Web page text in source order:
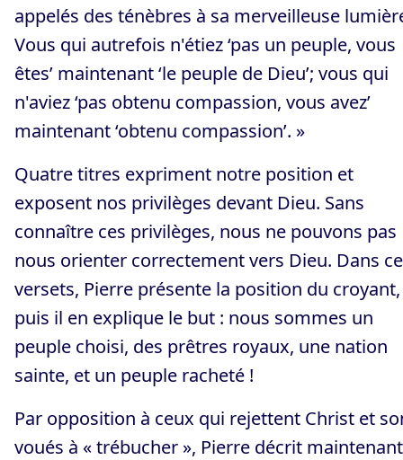
appelés des ténèbres à sa merveilleuse
Vous qui autrefois n'étiez ‘pas un peuple, vous
êtes’ maintenant ‘le peuple de Dieu’; vous qui
n'aviez ‘pas obtenu compassion, vous avez’
maintenant ‘obtenu compassion’. »
Quatre titres expriment notre position et
exposent nos privilèges devant Dieu. Sans
connaître ces privilèges, nous ne pouvons pas
nous orienter correctement vers Dieu. Dans
versets, Pierre présente la position du croyant,
puis il en explique le but : nous sommes un
peuple choisi, des prêtres royaux, une nation
sainte, et un peuple racheté !
Par opposition à ceux qui rejettent Christ et
voués à « trébucher », Pierre décrit